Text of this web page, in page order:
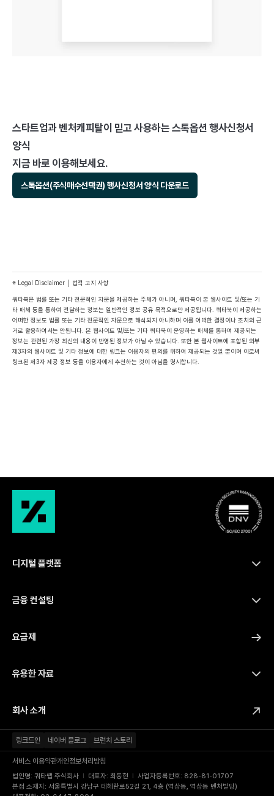
스타트업과 벤처캐피탈이 믿고 사용하는 스톡옵션 행사신청서
양식
지금 바로 이용해보세요.
스톡옵션(주식매수선택권) 행사신청서 양식 다운로드
※ Legal Disclaimer │ 법적 고지 사항
쿼타북은 법률 또는 기타 전문적인 자문을 제공하는 주체가 아니며, 쿼타북이 본 웹사이트 및/또는 기
타 매체 등을 통하여 전달하는 정보는 일반적인 정보 공유 목적으로만 제공됩니다. 쿼타북이 제공하는
어떠한 정보도 법률 또는 기타 전문적인 자문으로 해석되지 아니하며 이를 어떠한 결정이나 조치의 근
거로 활용하여서는 안됩니다. 본 웹사이트 및/또는 기타 쿼타북이 운영하는 매체를 통하여 제공되는
정보는 관련된 가장 최신의 내용이 반영된 정보가 아닐 수 있습니다. 또한 본 웹사이트에 포함된 외부
제3자의 웹사이트 및 기타 정보에 대한 링크는 이용자의 편의를 위하여 제공되는 것일 뿐이며 이로써
링크된 제3자 제공 정보 등을 이용자에게 추천하는 것이 아님을 명시합니다.
디지털 플랫폼
금융 컨설팅
요금제
유용한 자료
회사 소개
네이버 블로그 브런치 스토리
링크드인
서비스 이용약관개인정보처리방침
법인명: 쿼타랩 주식회사
  l
대표자: 최동현
  l
사업자등록번호: 828-81-01707
본점 소재지: 서울특별시 강남구 테헤란로52길 21, 4층 (역삼동, 역삼동 벤처빌딩)